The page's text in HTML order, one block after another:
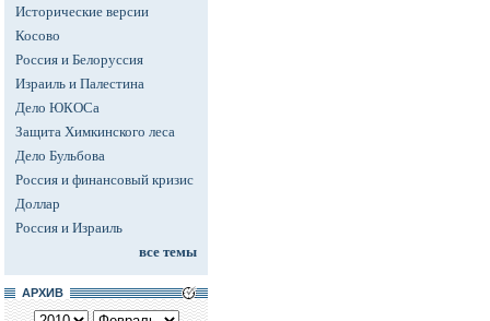
Исторические версии
Косово
Россия и Белоруссия
Израиль и Палестина
Дело ЮКОСа
Защита Химкинского леса
Дело Бульбова
Россия и финансовый кризис
Доллар
Россия и Израиль
все темы
АРХИВ